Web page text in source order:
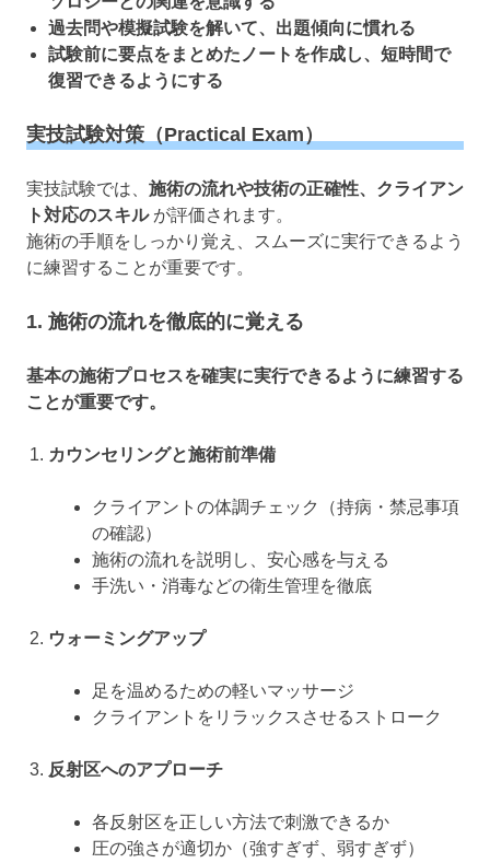
過去問や模擬試験を解いて、出題傾向に慣れる
試験前に要点をまとめたノートを作成し、短時間で
復習できるようにする
実技試験対策（Practical Exam）
実技試験では、 施術の流れや技術の正確性、クライアン
ト対応のスキルが評価されます。
施術の手順をしっかり覚え、スムーズに実行できるよう
に練習することが重要です。
1. 施術の流れを徹底的に覚える
基本の施術プロセスを確実に実行できるように練習する
ことが重要です。
カウンセリングと施術前準備
クライアントの体調チェック（持病・禁忌事項
の確認）
施術の流れを説明し、安心感を与える
手洗い・消毒などの衛生管理を徹底
ウォーミングアップ
足を温めるための軽いマッサージ
クライアントをリラックスさせるストローク
反射区へのアプローチ
各反射区を正しい方法で刺激できるか
圧の強さが適切か（強すぎず、弱すぎず）